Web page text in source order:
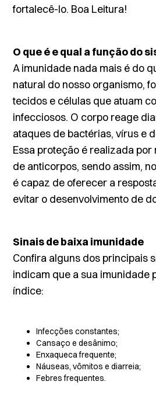
fortalecê-lo. Boa Leitura!
O que é e qual a função do
A imunidade nada mais é do
natural do nosso organismo,
tecidos e células que atuam
infecciosos. O corpo reage
ataques de bactérias, vírus e
Essa proteção é realizada
de anticorpos, sendo assim,
é capaz de oferecer a
evitar o desenvolvimento de
Sinais de baixa imunidade
Confira alguns dos principais
indicam que a sua imunidade
índice:
Infecções constantes;
Cansaço e desânimo;
Enxaqueca frequente;
Náuseas, vômitos e diarreia;
Febres frequentes.